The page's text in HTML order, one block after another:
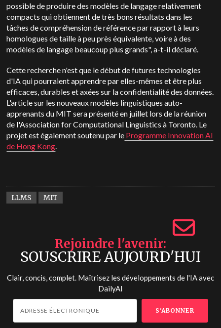
possible de produire des modèles de langage relativement
compacts qui obtiennent de très bons résultats dans les
tâches de compréhension de référence par rapport à leurs
homologues de taille à peu près équivalente, voire à des
modèles de langage beaucoup plus grands", a-t-il déclaré.
Cette recherche n'est que le début de futures technologies
d'IA qui pourraient apprendre par elles-mêmes et être plus
efficaces, durables et axées sur la confidentialité des données.
L'article sur les nouveaux modèles linguistiques auto-
apprenants du MIT sera présenté en juillet lors de la réunion
de l'Association for Computational Linguistics à Toronto. Le
projet est également soutenu par le Programme Innovation AI
de Hong Kong.
LLMS MIT
Rejoindre l'avenir
SOUSCRIRE AUJOURD'HUI
Clair, concis, complet. Maîtrisez les développements de l'IA avec
DailyAI